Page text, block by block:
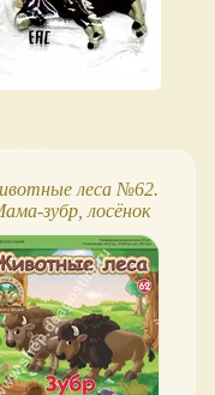
леса №62.
зубр, лосёнок